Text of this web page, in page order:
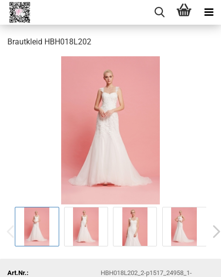
Brautkleid HBH018L202
Art.Nr.:
HBH018L202_2-p1517_24958_1-